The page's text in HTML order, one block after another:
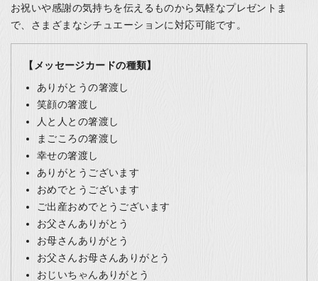
お祝いや感謝の気持ちを伝えるものから気軽なプレゼントま
で、さまざまなシチュエーションに対応可能です。
【メッセージカードの種類】
ありがとうの箸渡し
笑顔の箸渡し
人と人との箸渡し
まごころの箸渡し
幸せの箸渡し
ありがとうございます
おめでとうございます
ご出産おめでとうございます
お父さんありがとう
お母さんありがとう
お父さんお母さんありがとう
おじいちゃんありがとう